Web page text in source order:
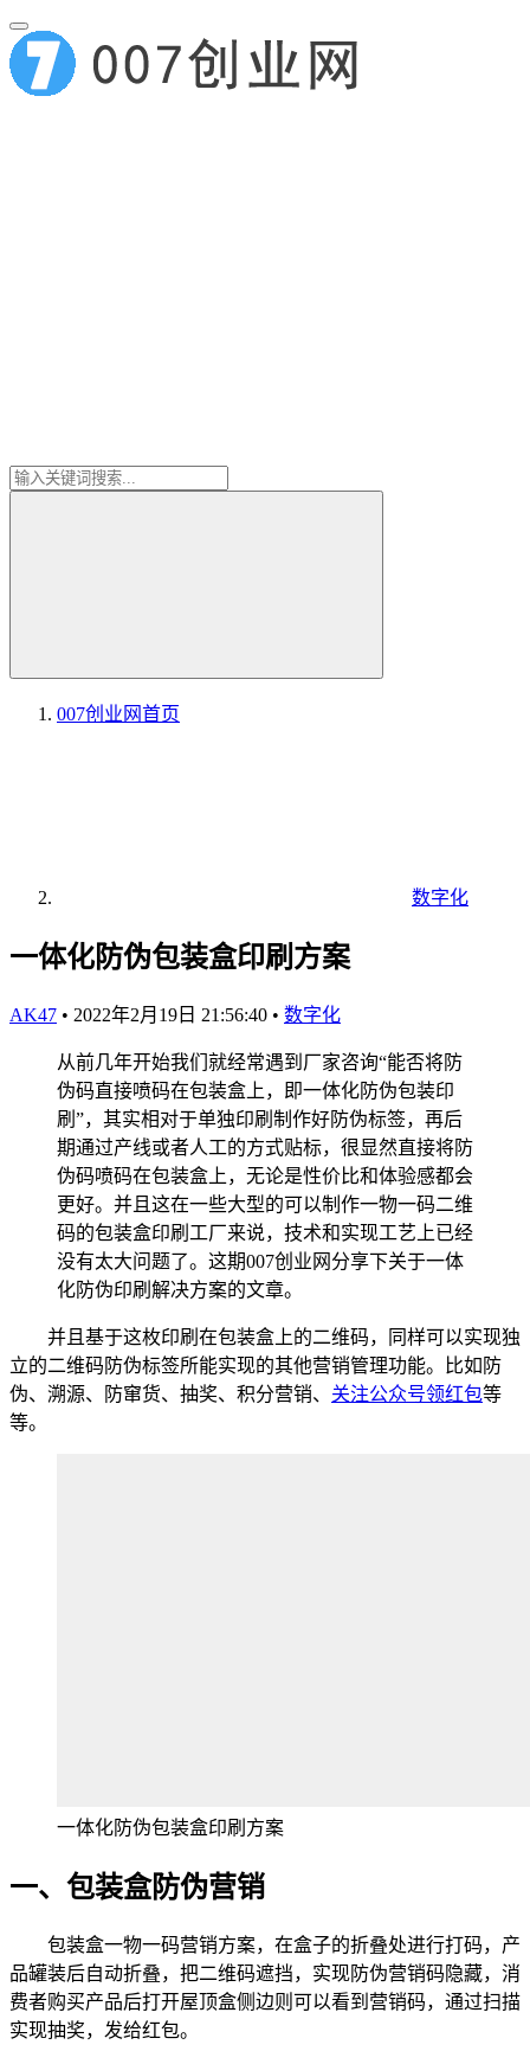
007创业网首页
数字化
一体化防伪包装盒印刷方案
AK47 • 2022年2月19日 21:56:40 • 数字化
从前几年开始我们就经常遇到厂家咨询“能否将防
伪码直接喷码在包装盒上，即一体化防伪包装印
刷”，其实相对于单独印刷制作好防伪标签，再后
期通过产线或者人工的方式贴标，很显然直接将防
伪码喷码在包装盒上，无论是性价比和体验感都会
更好。并且这在一些大型的可以制作一物一码二维
码的包装盒印刷工厂来说，技术和实现工艺上已经
没有太大问题了。这期007创业网分享下关于一体
化防伪印刷解决方案的文章。
并且基于这枚印刷在包装盒上的二维码，同样可以实现独
立的二维码防伪标签所能实现的其他营销管理功能。比如防
伪、溯源、防窜货、抽奖、积分营销、 关注公众号领红包等
等。
一体化防伪包装盒印刷方案
一、包装盒防伪营销
包装盒一物一码营销方案，在盒子的折叠处进行打码，产
品罐装后自动折叠，把二维码遮挡，实现防伪营销码隐藏，消
费者购买产品后打开屋顶盒侧边则可以看到营销码，通过扫描
实现抽奖，发给红包。